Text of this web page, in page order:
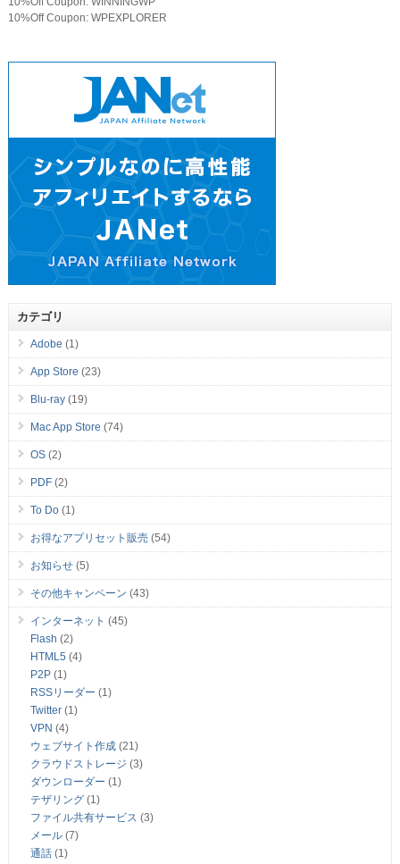
10%Off Coupon: WPEXPLORER
カテゴリ
Adobe (1)
App Store (23)
Blu-ray(19)
Mac App Store (74)
OS(2)
PDF(2)
To Do(1)
お得なアプリセット販売(54)
お知らせ(5)
その他キャンペーン (43)
インターネット (45)
Flash (2)
HTML5 (4)
P2P(1)
RSSリーダー (1)
Twitter(1)
VPN (4)
ウェブサイト作成(21)
クラウドストレージ (3)
ダウンローダー (1)
テザリング(1)
ファイル共有サービス (3)
メール(7)
通話(1)